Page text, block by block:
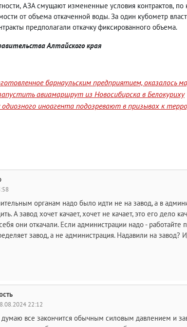
, АЗА смущают измененные условия контрактов, по
от объема откаченной воды. За один кубометр
предполагали откачку фиксированного объема.
Алтайского края
барнаульским предприятием, оказалось
авиамаршрут из Новосибирска в Белокуриху
иноагента подозревают в призывах к
органам надо было идти не на завод, а в
А завод хочет качает, хочет не качает, это его дело
они откачали. Если администрации надо - работайте
завод, а не администрация. Надавили на завод?
22:12
думаю все закончится обычным силовым давлением и